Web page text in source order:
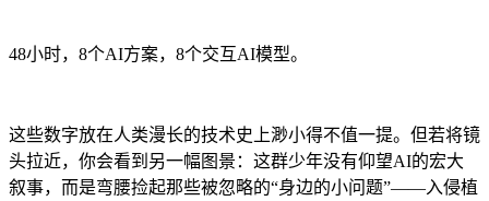
48小时，8个AI方案，8个交互AI模型。
这些数字放在人类漫长的技术史上渺小得不值一提。但若将镜
头拉近，你会看到另一幅图景：这群少年没有仰望AI的宏大
叙事，而是弯腰捡起那些被忽略的“身边的小问题”——入侵植